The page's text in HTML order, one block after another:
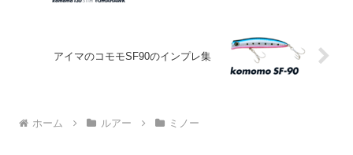
アイマのコモモSF90のインプレ集
ホーム ルアー ミノー